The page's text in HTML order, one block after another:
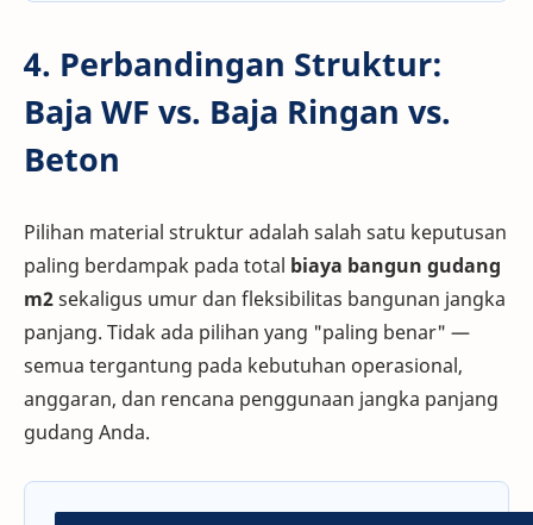
4. Perbandingan Struktur:
Baja WF vs. Baja Ringan vs.
Beton
Pilihan material struktur adalah salah satu keputusan
paling berdampak pada total biaya bangun gudang
m2sekaligus umur dan fleksibilitas bangunan jangka
panjang. Tidak ada pilihan yang "paling benar" —
semua tergantung pada kebutuhan operasional,
anggaran, dan rencana penggunaan jangka panjang
gudang Anda.